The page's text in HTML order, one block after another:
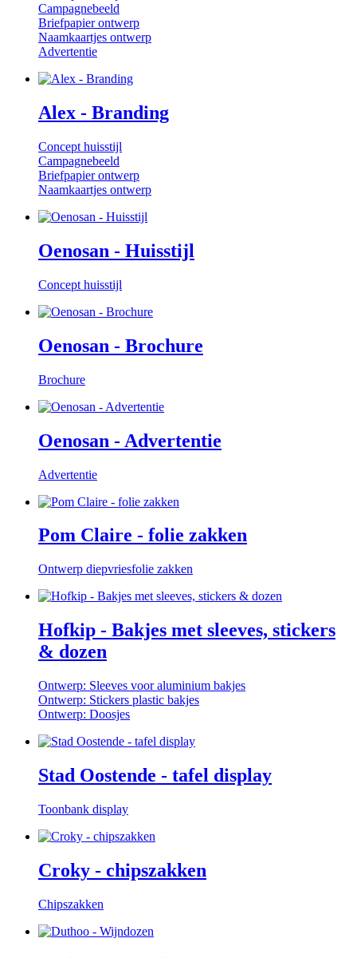
Campagnebeeld
Briefpapier ontwerp
Naamkaartjes ontwerp
Advertentie
Alex - Branding
Concept huisstijl
Campagnebeeld
Briefpapier ontwerp
Naamkaartjes ontwerp
Oenosan - Huisstijl
Concept huisstijl
Oenosan - Brochure
Brochure
Oenosan - Advertentie
Advertentie
Pom Claire - folie zakken
Ontwerp diepvriesfolie zakken
Hofkip - Bakjes met sleeves, stickers
& dozen
Ontwerp: Sleeves voor aluminium bakjes
Ontwerp: Stickers plastic bakjes
Ontwerp: Doosjes
Stad Oostende - tafel display
Toonbank display
Croky - chipszakken
Chipszakken